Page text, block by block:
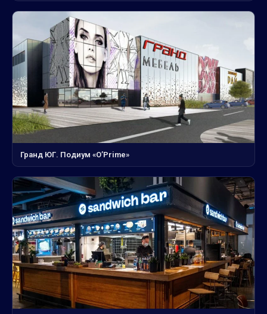
Гранд ЮГ. Подиум «O’Prime»